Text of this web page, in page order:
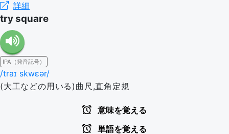
詳細
try square
IPA（発音記号）
/traɪ skwɛər/
(大工などの用いる)曲尺,直角定規
意味を覚える
単語を覚える